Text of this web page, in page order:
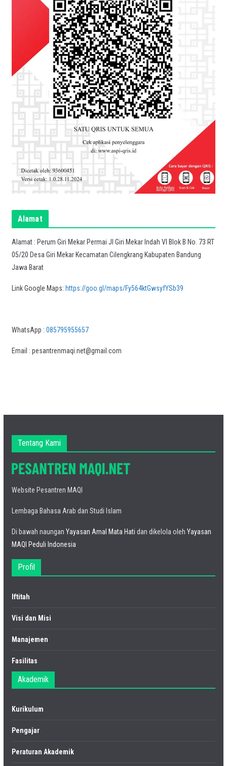
Alamat
Alamat : Perum Giri Mekar Permai Jl Giri Mekar Indah VI Blok B No. 73 RT
05/20 Desa Giri Mekar Kecamatan Cilengkrang Kabupaten Bandung
Jawa Barat
Link Google Maps: https://goo.gl/maps/Fy564ktGwsyfYSb39
WhatsApp : 085795955657
Email : pesantrenmaqi.net@gmail.com
Tentang Kami
Website Pesantren MAQI
Lembaga Bahasa Arab dan Studi Islam
Di bawah naungan Yayasan Amal Mata Hati dan dikelola oleh Yayasan
MAQI Peduli Indonesia
Profil
Iftitah
Visi dan Misi
Manajemen
Fasilitas
Akademik
Kurikulum
Pengajar
Peraturan Akademik